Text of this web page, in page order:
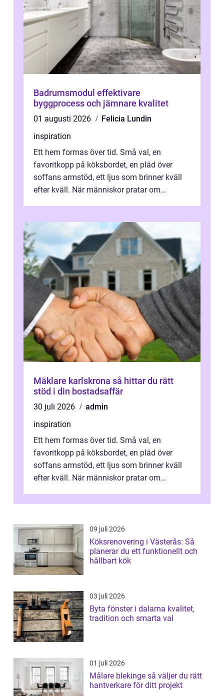
Badrumsmodul effektivare
byggprocess och jämnare kvalitet
01 augusti 2026
Felicia Lundin
inspiration
Ett hem formas över tid. Små val, en
favoritkopp på köksbordet, en pläd över
soffans armstöd, ett ljus som brinner kväll
efter kväll. När människor pratar om
Mäklare karlskrona så hittar du rätt
stöd i din bostadsaffär
30 juli 2026
admin
inspiration
Ett hem formas över tid. Små val, en
favoritkopp på köksbordet, en pläd över
soffans armstöd, ett ljus som brinner kväll
efter kväll. När människor pratar om
fä...
09 juli 2026
Köksrenovering i Västerås: Så
planerar du ett funktionellt och
hållbart kök
03 juli 2026
Byta fönster i dalarna kvalitet,
tradition och smarta val
01 juli 2026
Målare blekinge så väljer du rätt
hantverkare för ditt projekt